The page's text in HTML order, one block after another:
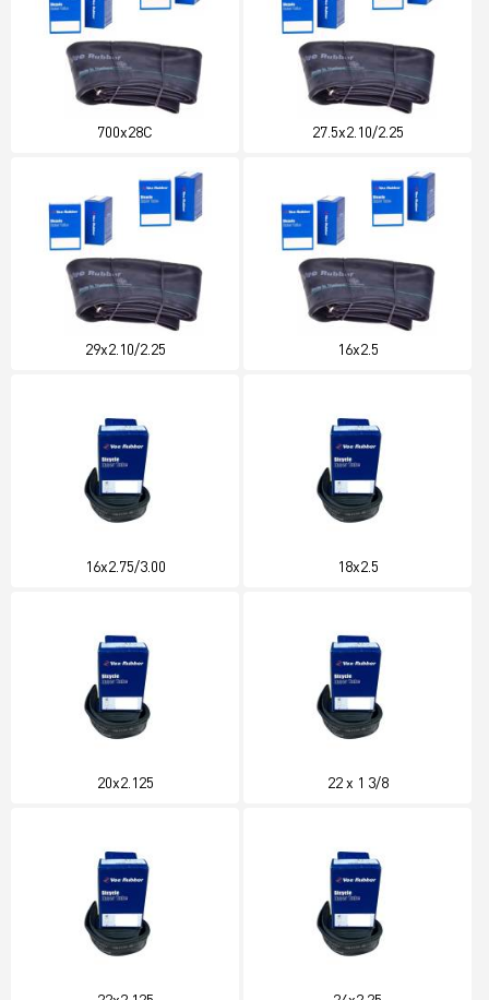
700x28C 27.5x2.10/2.25
29x2.10/2.25 16x2.5
16x2.75/3.00 18x2.5
20x2.125 22 x 1 3/8